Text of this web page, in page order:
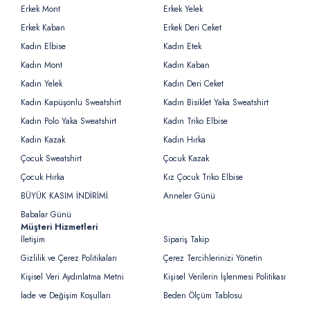
Erkek Mont
Erkek Yelek
Erkek Kaban
Erkek Deri Ceket
Kadın Elbise
Kadın Etek
Kadın Mont
Kadın Kaban
Kadın Yelek
Kadın Deri Ceket
Kadın Kapüşonlu Sweatshirt
Kadın Bisiklet Yaka Sweatshirt
Kadın Polo Yaka Sweatshirt
Kadın Triko Elbise
Kadın Kazak
Kadın Hırka
Çocuk Sweatshirt
Çocuk Kazak
Çocuk Hırka
Kız Çocuk Triko Elbise
BÜYÜK KASIM İNDİRİMİ
Anneler Günü
Babalar Günü
Müşteri Hizmetleri
İletişim
Sipariş Takip
Gizlilik ve Çerez Politikaları
Çerez Tercihlerinizi Yönetin
Kişisel Veri Aydınlatma Metni
Kişisel Verilerin İşlenmesi Politikası
İade ve Değişim Koşulları
Beden Ölçüm Tablosu